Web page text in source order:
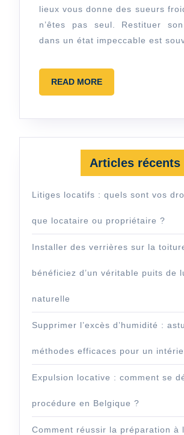
lieux vous donne des sueurs
n’êtes pas seul. Restituer
dans un état impeccable est
READ MOREREAD
MORE
Articles récents
Litiges locatifs : quels sont vos
que locataire ou propriétaire ?
Installer des verrières sur la
bénéficiez d’un véritable puits de
naturelle
Supprimer l’excès d’humidité :
méthodes efficaces pour un
Expulsion locative : comment se
procédure en Belgique ?
Comment réussir la préparation à